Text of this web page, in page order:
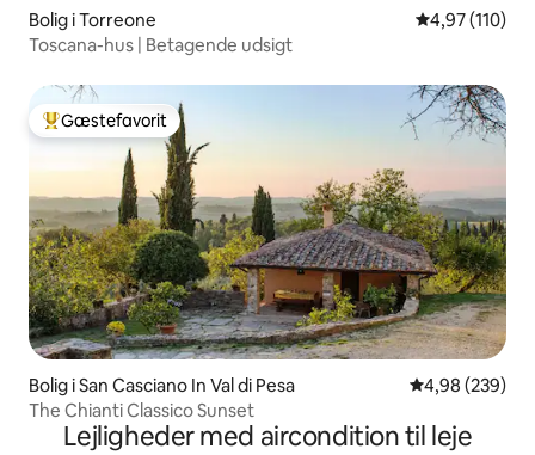
Bolig i Torreone 4,97 ud af 5 i
4,97 (110)
Toscana-hus | Betagende udsigt
Bedste gæstefavorit
Gæstefavorit
Bolig i San Casciano In Val di Pesa 4,98 ud af 5 i
4,98 (239)
The Chianti Classico Sunset
Lejligheder med aircondition til leje